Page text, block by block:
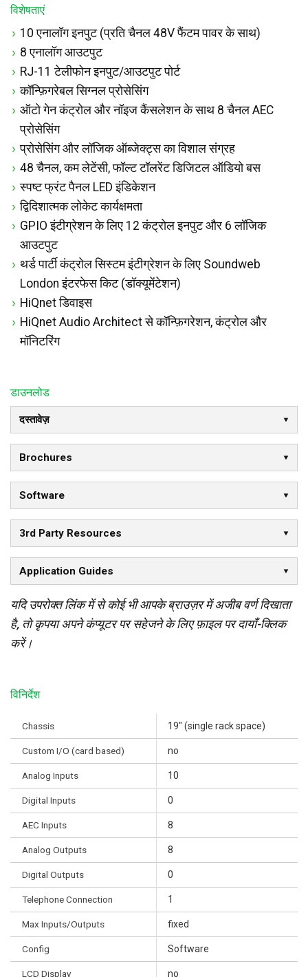
विशेषताएं
10 एनालॉग इनपुट (प्रति चैनल 48V फैंटम पावर के साथ)
8 एनालॉग आउटपुट
RJ-11 टेलीफोन इनपुट/आउटपुट पोर्ट
कॉन्फ़िगरेबल सिग्नल प्रोसेसिंग
ऑटो गेन कंट्रोल और नॉइज कैंसलेशन के साथ 8 चैनल AEC
प्रोसेसिंग
प्रोसेसिंग और लॉजिक ऑब्जेक्ट्स का विशाल संग्रह
48 चैनल, कम लेटेंसी, फॉल्ट टॉलरेंट डिजिटल ऑडियो बस
स्पष्ट फ्रंट पैनल LED इंडिकेशन
द्विदिशात्मक लोकेट कार्यक्षमता
GPIO इंटीग्रेशन के लिए 12 कंट्रोल इनपुट और 6 लॉजिक
आउटपुट
थर्ड पार्टी कंट्रोल सिस्टम इंटीग्रेशन के लिए Soundweb
London इंटरफेस किट (डॉक्यूमेंटेशन)
HiQnet डिवाइस
HiQnet Audio Architect से कॉन्फ़िगरेशन, कंट्रोल और
मॉनिटरिंग
डाउनलोड
दस्तावेज़
Brochures
Software
3rd Party Resources
Application Guides
यदि उपरोक्त लिंक में से कोई भी आपके ब्राउज़र में अजीब वर्ण दिखाता
है, तो कृपया अपने कंप्यूटर पर सहेजने के लिए फ़ाइल पर दायाँ-क्लिक
करें।
विनिर्देश
Chassis 19" (single rack space)
Custom I/O (card based) no
Analog Inputs 10
Digital Inputs 0
AEC Inputs 8
Analog Outputs 8
Digital Outputs 0
Telephone Connection 1
Max Inputs/Outputs fixed
Config Software
LCD Display no